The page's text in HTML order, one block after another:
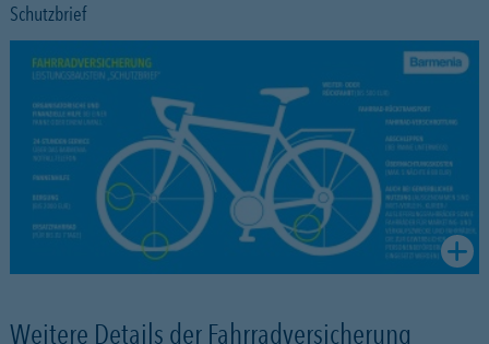
Schutzbrief
Weitere Details der Fahrradversicherung